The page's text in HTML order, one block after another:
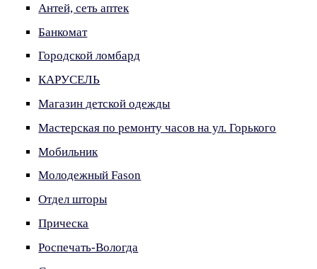
Антей, сеть аптек
Банкомат
Городской ломбард
КАРУСЕЛЬ
Магазин детской одежды
Мастерская по ремонту часов на ул. Горького
Мобильник
Молодежный Fason
Отдел шторы
Прическа
Роспечать-Вологда